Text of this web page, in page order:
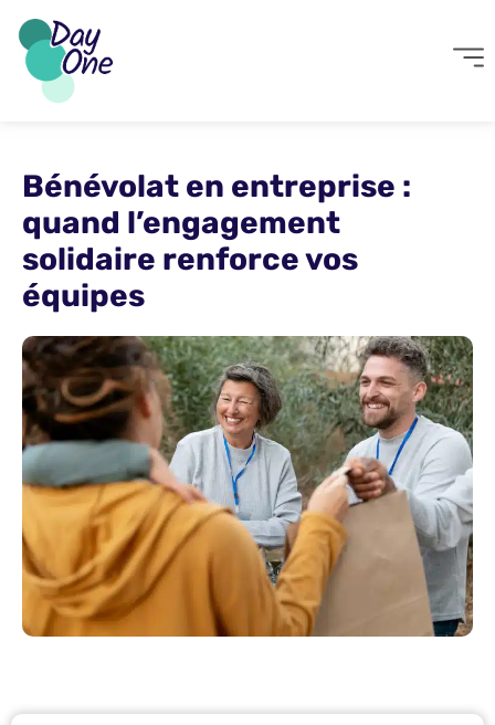
Bénévolat en entreprise :
quand l’engagement
solidaire renforce vos
équipes